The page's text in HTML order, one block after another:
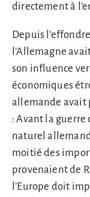
directement à
Depuis
l’Allemagne
son influence
économiques
allemande avait
: Avant la guerre
naturel
moitié des
provenaient de
l’Europe doit